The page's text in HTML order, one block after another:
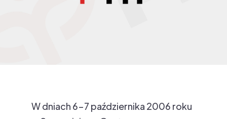
W dniach 6-7 października 2006 roku